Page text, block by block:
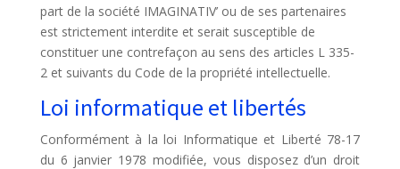
part de la société IMAGINATIV’ ou de ses partenaires
est strictement interdite et serait susceptible de
constituer une contrefaçon au sens des articles L 335-
2 et suivants du Code de la propriété intellectuelle.
Loi informatique et libertés
Conformément à la loi Informatique et Liberté 78-17
du 6 janvier 1978 modifiée, vous disposez d’un droit